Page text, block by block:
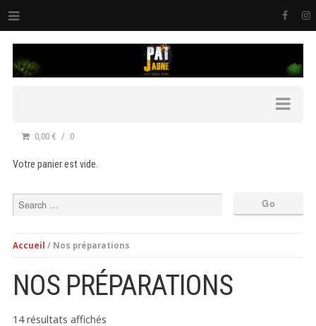
0,00 € 0
Votre panier est vide.
Accueil / Nos préparations
NOS PRÉPARATIONS
14 résultats affichés